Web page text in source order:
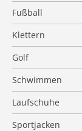
Fußball
Klettern
Golf
Schwimmen
Laufschuhe
Sportjacken